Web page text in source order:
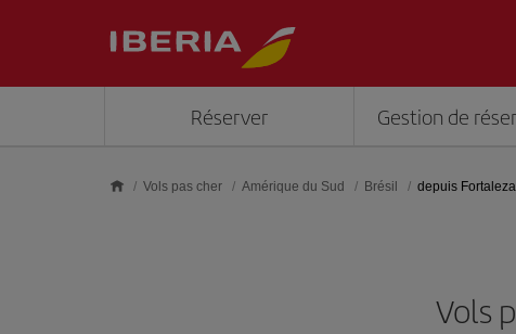
Réserver Gestion de
Vols pas cher Amérique du Sud Brésil depuis Fortaleza
Vols